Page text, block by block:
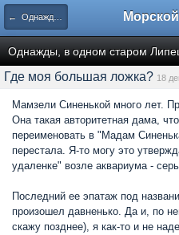
← Однажды, в одном старом Липецком море...
Однажды, в одном старом
Где моя большая ложка? 18
Мамзели Синенькой много лет.
Она такая авторитетная дама,
переименовать в "Мадам
перестала. Я-то могу это
удаленке" возле аквариума -
Последний ее эпатаж под
произошел давненько. Да и, по
скажу позднее), я как-то и не